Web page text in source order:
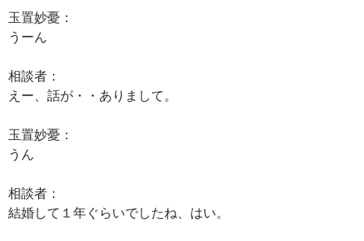
玉置妙憂：
うーん
相談者：
えー、話が・・ありまして。
玉置妙憂：
うん
相談者：
結婚して１年ぐらいでしたね、はい。